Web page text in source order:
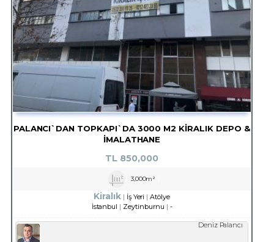
PALANCI`DAN TOPKAPI`DA 3000 M2 KIRALIK DEPO &
İMALATHANE
TL 850,000
3,000m²
Kiralık İş Yeri
Atölye
İstanbul
Zeytinburnu -
Deniz Palancı